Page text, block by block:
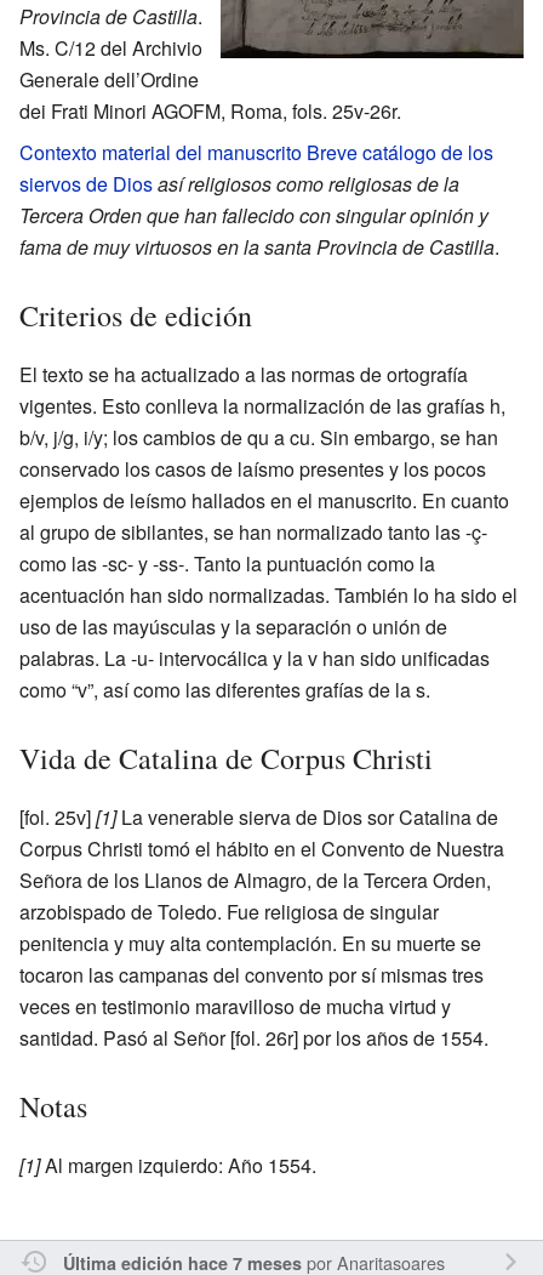
Provincia de Castilla.
Ms. C/12 del Archivio
Generale dell’Ordine
dei Frati Minori AGOFM, Roma, fols. 25v-26r.
Contexto material del manuscrito Breve catálogo de los
siervos de Diosasí religiosos como religiosas de la
Tercera Orden que han fallecido con singular opinión y
fama de muy virtuosos en la santa Provincia de Castilla.
Criterios de edición
El texto se ha actualizado a las normas de ortografía
vigentes. Esto conlleva la normalización de las grafías h,
b/v, j/g, i/y; los cambios de qu a cu. Sin embargo, se han
conservado los casos de laísmo presentes y los pocos
ejemplos de leísmo hallados en el manuscrito. En cuanto
al grupo de sibilantes, se han normalizado tanto las -ç-
como las -sc- y -ss-. Tanto la puntuación como la
acentuación han sido normalizadas. También lo ha sido el
uso de las mayúsculas y la separación o unión de
palabras. La -u- intervocálica y la v han sido unificadas
como “v”, así como las diferentes grafías de la s.
Vida de Catalina de Corpus Christi
[fol. 25v][1]La venerable sierva de Dios sor Catalina de
Corpus Christi tomó el hábito en el Convento de Nuestra
Señora de los Llanos de Almagro, de la Tercera Orden,
arzobispado de Toledo. Fue religiosa de singular
penitencia y muy alta contemplación. En su muerte se
tocaron las campanas del convento por sí mismas tres
veces en testimonio maravilloso de mucha virtud y
santidad. Pasó al Señor [fol. 26r] por los años de 1554.
Notas
[1]Al margen izquierdo: Año 1554.
Última edición hace 7 mesesporAnaritasoares